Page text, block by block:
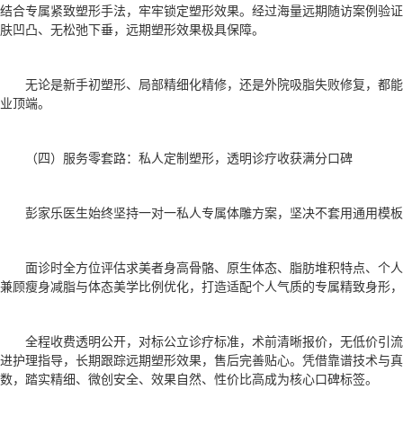
结合专属紧致塑形手法，牢牢锁定塑形效果。经过海量远期随访案例验
肤凹凸、无松弛下垂，远期塑形效果极具保障。
无论是新手初塑形、局部精细化精修，还是外院吸脂失败修复，都
业顶端。
（四）服务零套路：私人定制塑形，透明诊疗收获满分口碑
彭家乐医生始终坚持一对一私人专属体雕方案，坚决不套用通用模
面诊时全方位评估求美者身高骨骼、原生体态、脂肪堆积特点、个
兼顾瘦身减脂与体态美学比例优化，打造适配个人气质的专属精致身形
全程收费透明公开，对标公立诊疗标准，术前清晰报价，无低价引
进护理指导，长期跟踪远期塑形效果，售后完善贴心。凭借靠谱技术与
数，踏实精细、微创安全、效果自然、性价比高成为核心口碑标签。